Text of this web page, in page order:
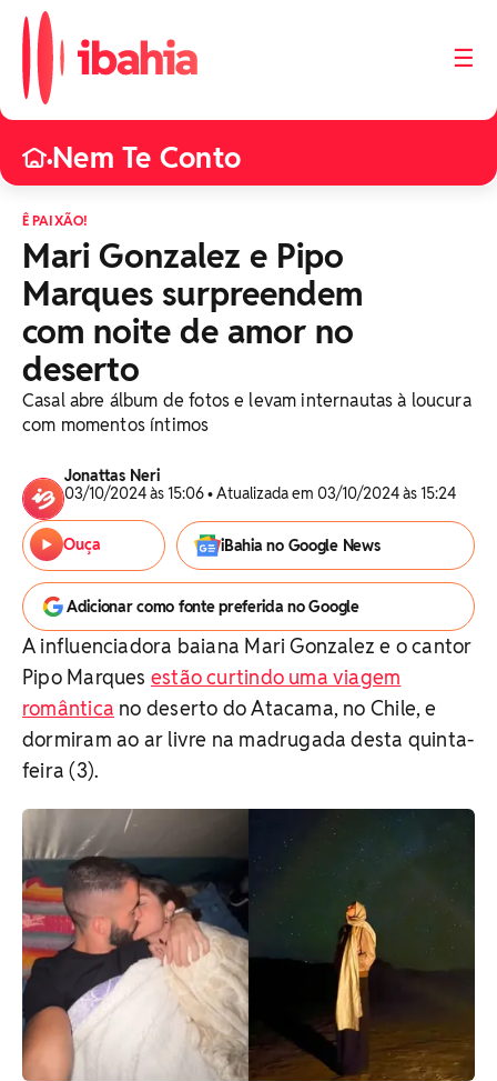
☰
•Nem Te Conto
Ê PAIXÃO!
Mari Gonzalez e Pipo
Marques surpreendem
com noite de amor no
deserto
Casal abre álbum de fotos e levam internautas à loucura
com momentos íntimos
Jonattas Neri
03/10/2024 às 15:06 • Atualizada em 03/10/2024 às 15:24
Ouça iBahia no Google News
Adicionar como fonte preferida no Google
A influenciadora baiana Mari Gonzalez e o cantor
Pipo Marques estão curtindo uma viagem
romântica no deserto do Atacama, no Chile, e
dormiram ao ar livre na madrugada desta quinta-
feira (3).